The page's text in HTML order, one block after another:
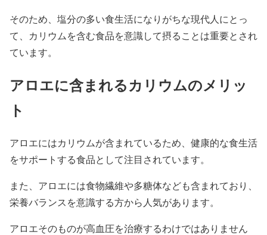
そのため、塩分の多い食生活になりがちな現代人にとっ
て、カリウムを含む食品を意識して摂ることは重要とされ
ています。
アロエに含まれるカリウムのメリッ
ト
アロエにはカリウムが含まれているため、健康的な食生活
をサポートする食品として注目されています。
また、アロエには食物繊維や多糖体なども含まれており、
栄養バランスを意識する方から人気があります。
アロエそのものが高血圧を治療するわけではありません